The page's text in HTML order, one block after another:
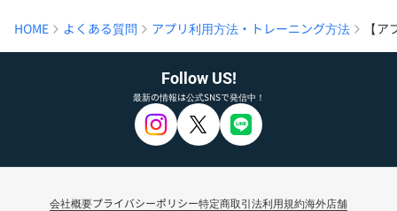
HOME よくある質問 アプリ利用方法・トレーニング方法 【
Follow US!
最新の情報は公式SNSで発信中！
会社概要プライバシーポリシー特定商取引法利用規約海外店舗